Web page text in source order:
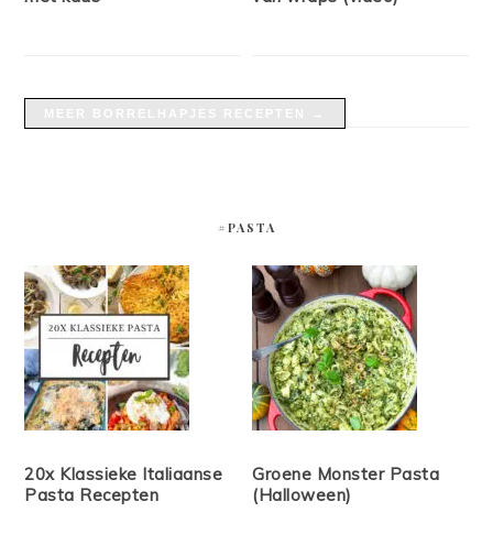
#PASTA
20x Klassieke Italiaanse
Pasta Recepten
Groene Monster Pasta
(Halloween)